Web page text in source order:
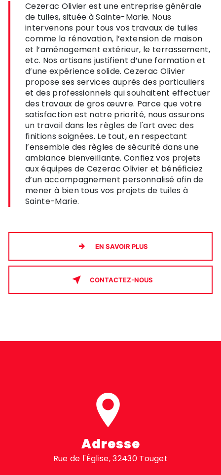
Cezerac Olivier est une entreprise générale
de tuiles, située à Sainte-Marie. Nous
intervenons pour tous vos travaux de tuiles
comme la rénovation, l’extension de maison
et l’aménagement extérieur, le terrassement,
etc. Nos artisans justifient d’une formation et
d’une expérience solide. Cezerac Olivier
propose ses services auprès des particuliers
et des professionnels qui souhaitent effectuer
des travaux de gros œuvre. Parce que votre
satisfaction est notre priorité, nous assurons
un travail dans les règles de l'art avec des
finitions soignées. Le tout, en respectant
l’ensemble des règles de sécurité dans une
ambiance bienveillante. Confiez vos projets
aux équipes de Cezerac Olivier et bénéficiez
d’un accompagnement personnalisé afin de
mener à bien tous vos projets de tuiles à
Sainte-Marie.
EN SAVOIR PLUS
CONTACTEZ-NOUS
Adresse
Rue de l'Église, 32430 Touget